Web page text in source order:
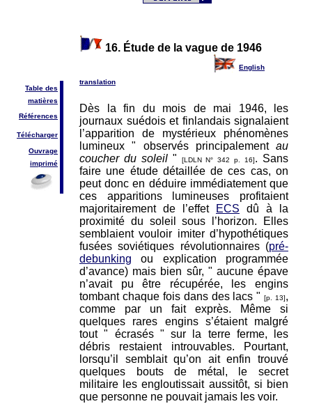
Table des
matières
Références
Télécharger
Ouvrage
imprimé
16. Étude de la vague de 1946
English
translation
Dès la fin du mois de mai 1946, les
journaux suédois et finlandais signalaient
l’apparition de mystérieux phénomènes
lumineux " observés principalement au
coucher du soleil" [LDLN N° 342 p. 16]. Sans
faire une étude détaillée de ces cas, on
peut donc en déduire immédiatement que
ces apparitions lumineuses profitaient
majoritairement de l’effet
ECS dû à la
proximité du soleil sous l’horizon. Elles
semblaient vouloir imiter d’hypothétiques
fusées soviétiques révolutionnaires (pré-
debunking ou explication programmée
d’avance) mais bien sûr, " aucune épave
n’avait pu être récupérée, les engins
tombant chaque fois dans des lacs "[p. 13],
comme par un fait exprès. Même si
quelques rares engins s’étaient malgré
tout " écrasés " sur la terre ferme, les
débris restaient introuvables. Pourtant,
lorsqu’il semblait qu’on ait enfin trouvé
quelques bouts de métal, le secret
militaire les engloutissait aussitôt, si bien
que personne ne pouvait jamais les voir.